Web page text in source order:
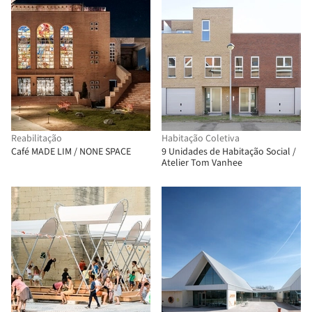
Reabilitação
Café MADE LIM / NONE SPACE
Habitação Coletiva
9 Unidades de Habitação Social /
Atelier Tom Vanhee